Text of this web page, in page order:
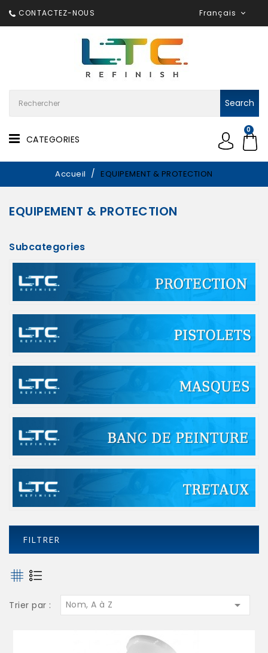
CONTACTEZ-NOUS Français
CATEGORIES
Search
0
Accueil EQUIPEMENT & PROTECTION
EQUIPEMENT & PROTECTION
Subcategories
FILTRER
Trier par : Nom, A à Z 